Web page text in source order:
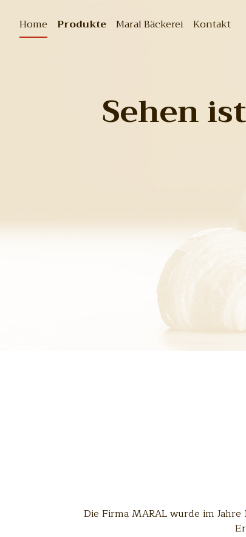
Home Produkte Maral Bäckerei Kontakt
Sehen
Die Firma MARAL wurde im